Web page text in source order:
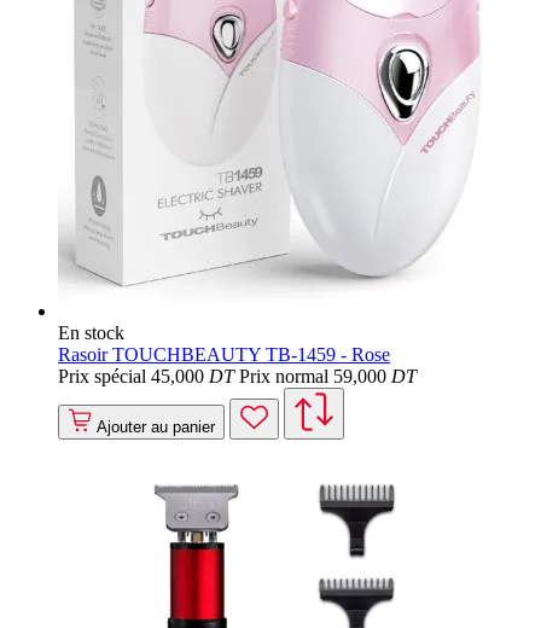
En stock
Rasoir TOUCHBEAUTY TB-1459 - Rose
Prix spécial 45,000 DT Prix normal 59,000 DT
Ajouter au panier